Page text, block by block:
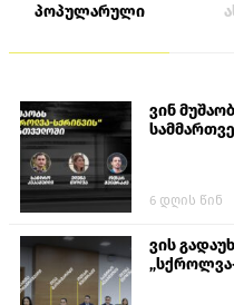
პოპულარული
ვინ
6 დღის წინ
ვის